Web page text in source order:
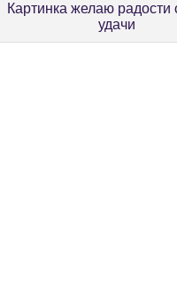
Картинка желаю радости
удачи